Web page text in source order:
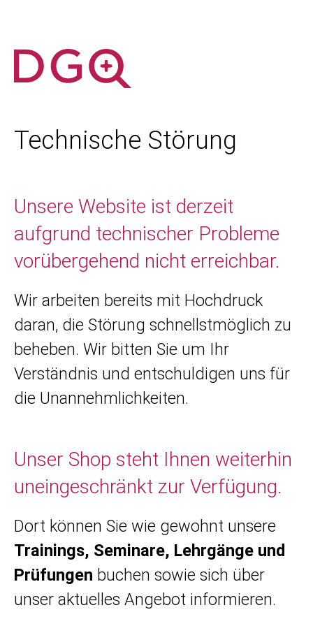
Technische Störung
Unsere Website ist derzeit
aufgrund technischer Probleme
vorübergehend nicht erreichbar.
Wir arbeiten bereits mit Hochdruck
daran, die Störung schnellstmöglich zu
beheben. Wir bitten Sie um Ihr
Verständnis und entschuldigen uns für
die Unannehmlichkeiten.
Unser Shop steht Ihnen weiterhin
uneingeschränkt zur Verfügung.
Dort können Sie wie gewohnt unsere
Trainings, Seminare, Lehrgänge und
Prüfungen buchen sowie sich über
unser aktuelles Angebot informieren.